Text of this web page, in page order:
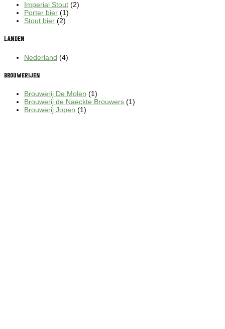
Imperial Stout (2)
Porter bier (1)
Stout bier (2)
Landen
Nederland (4)
Brouwerijen
Brouwerij De Molen (1)
Brouwerij de Naeckte Brouwers (1)
Brouwerij Jopen (1)